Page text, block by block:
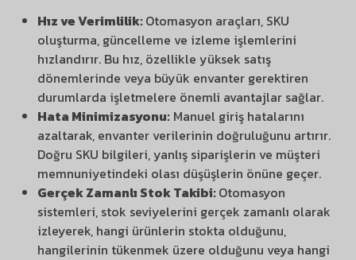
Hız ve Verimlilik: Otomasyon araçları, SKU
oluşturma, güncelleme ve izleme işlemlerini
hızlandırır. Bu hız, özellikle yüksek satış
dönemlerinde veya büyük envanter gerektiren
durumlarda işletmelere önemli avantajlar sağlar.
Hata Minimizasyonu: Manuel giriş hatalarını
azaltarak, envanter verilerinin doğruluğunu artırır.
Doğru SKU bilgileri, yanlış siparişlerin ve müşteri
memnuniyetindeki olası düşüşlerin önüne geçer.
Gerçek Zamanlı Stok Takibi: Otomasyon
sistemleri, stok seviyelerini gerçek zamanlı olarak
izleyerek, hangi ürünlerin stokta olduğunu,
hangilerinin tükenmek üzere olduğunu veya hangi